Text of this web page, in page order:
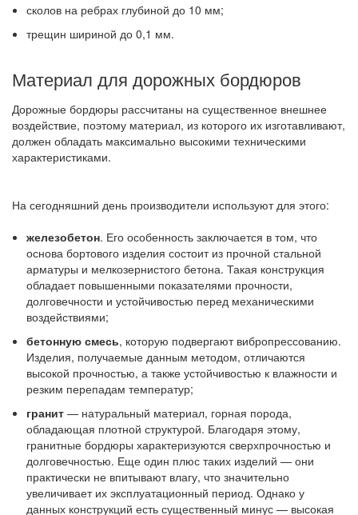
сколов на ребрах глубиной до 10 мм;
трещин шириной до 0,1 мм.
Материал для дорожных бордюров
Дорожные бордюры рассчитаны на существенное внешнее
воздействие, поэтому материал, из которого их изготавливают,
должен обладать максимально высокими техническими
характеристиками.
На сегодняшний день производители используют для этого:
железобетон. Его особенность заключается в том, что
основа бортового изделия состоит из прочной стальной
арматуры и мелкозернистого бетона. Такая конструкция
обладает повышенными показателями прочности,
долговечности и устойчивостью перед механическими
воздействиями;
бетонную смесь, которую подвергают вибропрессованию.
Изделия, получаемые данным методом, отличаются
высокой прочностью, а также устойчивостью к влажности и
резким перепадам температур;
гранит — натуральный материал, горная порода,
обладающая плотной структурой. Благодаря этому,
гранитные бордюры характеризуются сверхпрочностью и
долговечностью. Еще один плюс таких изделий — они
практически не впитывают влагу, что значительно
увеличивает их эксплуатационный период. Однако у
данных конструкций есть существенный минус — высокая